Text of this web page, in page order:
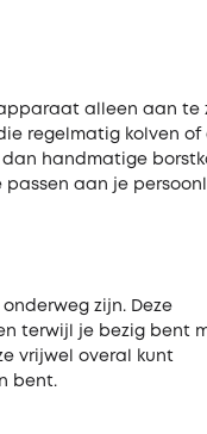
alleen aan te
regelmatig kolven of
handmatige
aan je
zijn. Deze
terwijl je bezig bent
vrijwel overal kunt
bent.